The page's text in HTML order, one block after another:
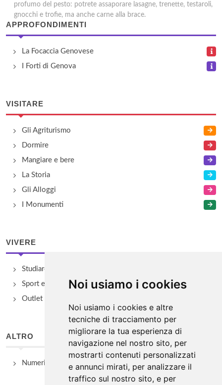
Noi usiamo i cookies
Noi usiamo i cookies e altre
tecniche di tracciamento per
migliorare la tua esperienza di
navigazione nel nostro sito, per
mostrarti contenuti personalizzati
e annunci mirati, per analizzare il
traffico sul nostro sito, e per
profumo del pesto: potrete assaporare lasagne, trenette, testaroli,
gnocchi e trofie, ma anche carne alla brace.
APPROFONDIMENTI
La Focaccia Genovese
I Forti di Genova
VISITARE
Gli Agriturismo
Dormire
Mangiare e bere
La Storia
Gli Alloggi
I Monumenti
VIVERE
Studiare
Sport e Benessere
Outlet e spacci aziendali
ALTRO
Numeri Utili